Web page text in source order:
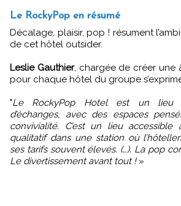
Le RockyPop en résumé
Décalage, plaisir, pop ! résument l’ambiance et le concept
de cet hôtel outsider.
Leslie Gauthier, chargée de créer une
pour chaque hôtel du groupe
"Le RockyPop Hotel est un lieu
d’échanges, avec des espaces
convivialité. C’est un lieu
qualitatif dans une station où
ses tarifs souvent élevés. (…). La pop
Le divertissement avant tout !»